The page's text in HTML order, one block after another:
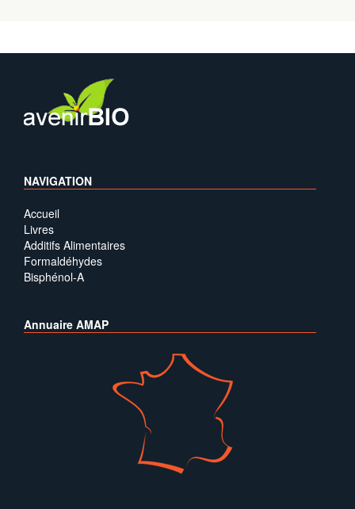
NAVIGATION
Accueil
Livres
Additifs Alimentaires
Formaldéhydes
Bisphénol-A
Annuaire AMAP